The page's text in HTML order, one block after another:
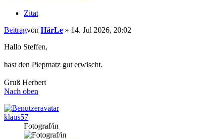
Zitat
Beitragvon HärLe » 14. Jul 2026, 20:02
Hallo Steffen,
hast den Piepmatz gut erwischt.
Gruß Herbert
Nach oben
klaus57
Fotograf/in